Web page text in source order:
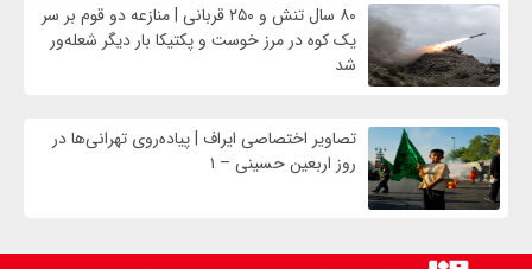
۸۰ سال تنش و ۲۵۰ قربانی | منازعه دو قوم بر سر
یک کوه در مرز خوست و پکتیکا بار دیگر شعله‌ور
شد
تصاویر اختصاصی ایراف | پیاده‌روی تهرانی‌ها در
روز اربعین حسینی – ۱